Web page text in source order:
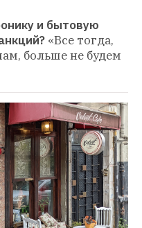
и бытовую
«Все тогда,
больше не будем